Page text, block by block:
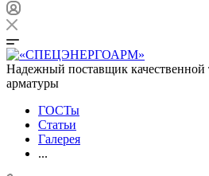
Надежный поставщик качественной
арматуры
ГОСТы
Статьи
Галерея
...